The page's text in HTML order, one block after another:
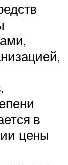
в
цены